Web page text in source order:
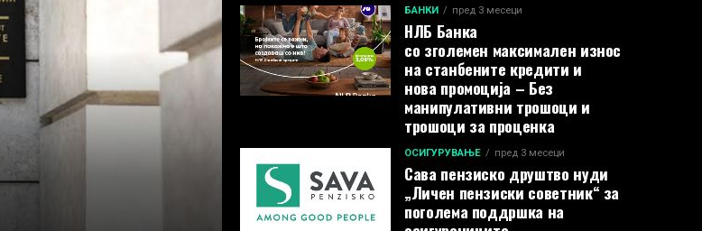
БАНКИ пред 3 месеци
НЛБ Банка
со зголемен максимален износ
на станбените кредити и
нова промоција – Без
манипулативни трошоци и
трошоци за проценка
ОСИГУРУВАЊЕ пред 3 месеци
Сава пензиско друштво нуди
„Личен пензиски советник“ за
поголема поддршка на